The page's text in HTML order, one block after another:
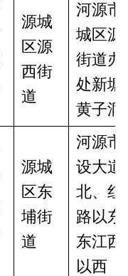
源城
区源
西街
道
河源市
城区源
街道办
处新塘
黄子洞
源城
区东
埔街
道
河源市
设大道
北、红
路以东
东江西
以西